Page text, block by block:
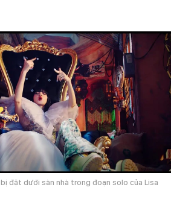
đặt dưới sàn nhà trong đoạn solo của Lisa